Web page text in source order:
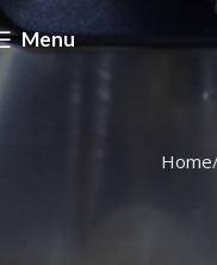
Menu
Home